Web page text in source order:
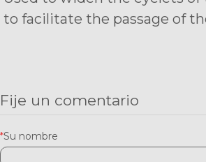
to facilitate the passage of
Fije un comentario
*Su nombre